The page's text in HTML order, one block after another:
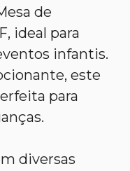
de
ideal para
infantis.
este
para
diversas